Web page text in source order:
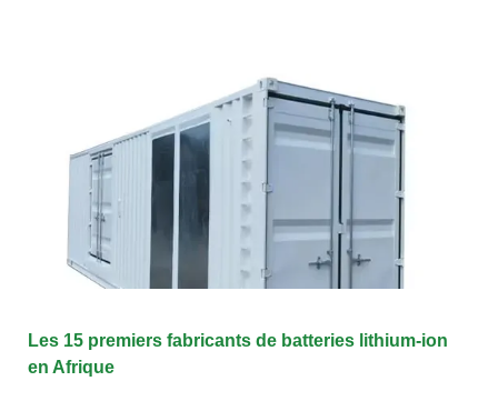
Les 15 premiers fabricants de batteries lithium-ion
en Afrique